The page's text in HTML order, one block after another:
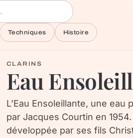
Techniques Histoire
CLARINS
Eau
L’Eau Ensoleillante, une
par Jacques Courtin en
développée par ses fils